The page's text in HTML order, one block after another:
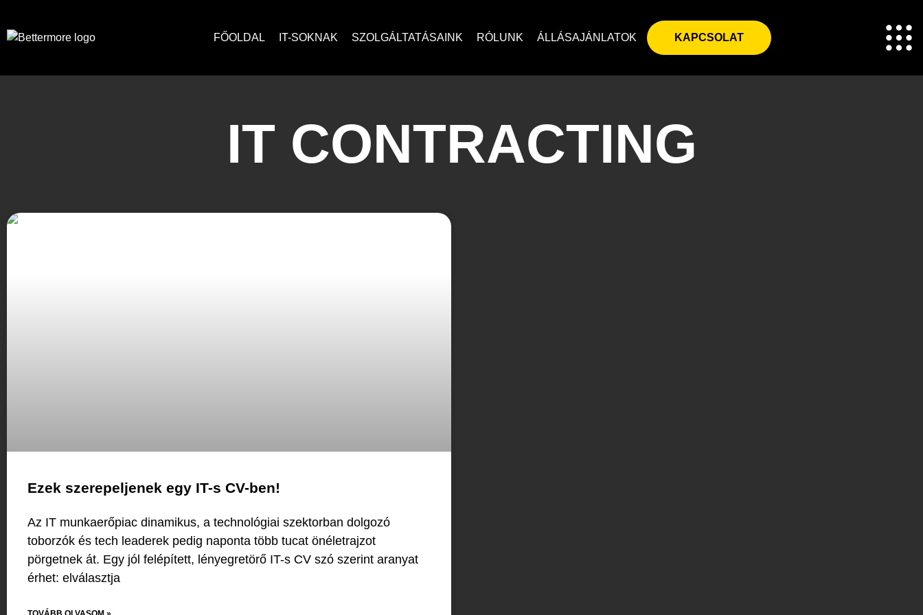
FŐOLDAL IT-SOKNAK SZOLGÁLTATÁSAINK RÓLUNK ÁLLÁSAJÁNLATOK KAPCSOLAT
IT CONTRACTING
Ezek szerepeljenek egy IT-s CV-ben!
Az IT munkaerőpiac dinamikus, a technológiai szektorban dolgozó
toborzók és tech leaderek pedig naponta több tucat önéletrajzot
pörgetnek át. Egy jól felépített, lényegretörő IT-s CV szó szerint aranyat
érhet: elválasztja